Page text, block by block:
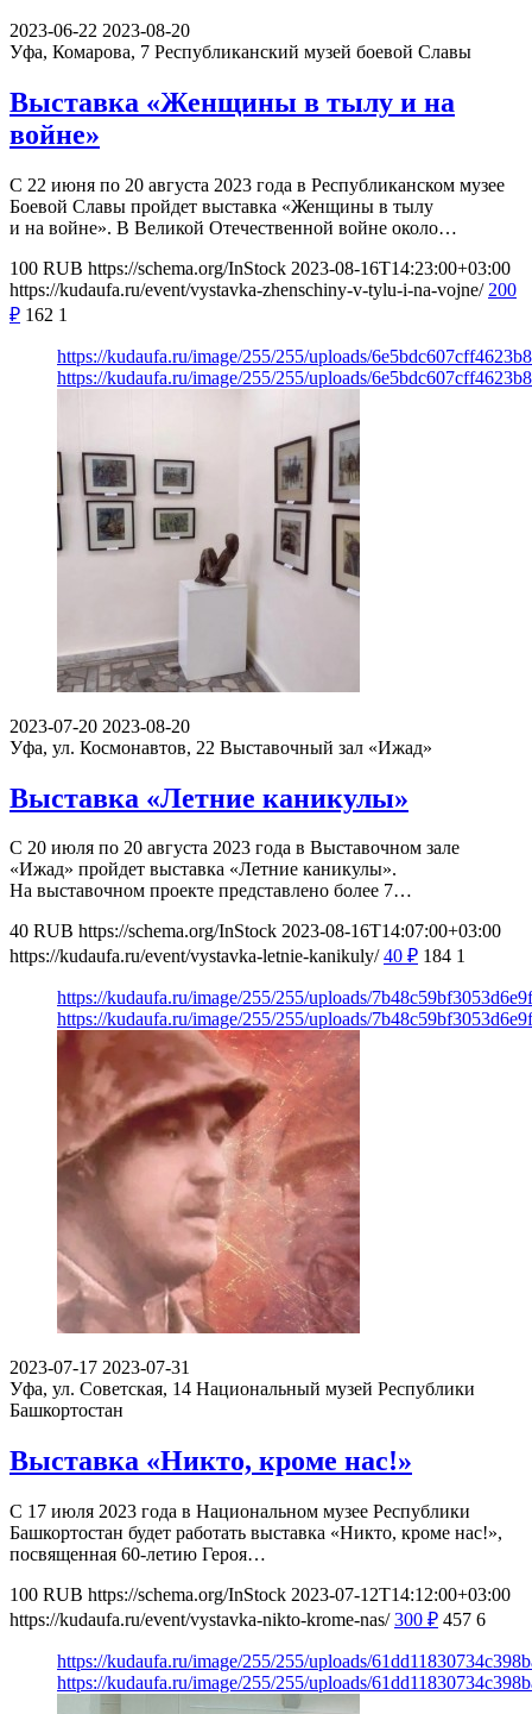
2023-06-22 2023-08-20
Уфа, Комарова, 7 Республиканский музей боевой Славы
Выставка «Женщины в тылу и на
войне»
С 22 июня по 20 августа 2023 года в Республиканском музее
Боевой Славы пройдет выставка «Женщины в тылу
и на войне». В Великой Отечественной войне около…
100 RUB https://schema.org/InStock 2023-08-16T14:23:00+03:00
https://kudaufa.ru/event/vystavka-zhenschiny-v-tylu-i-na-vojne/ 200
₽ 162 1
https://kudaufa.ru/image/255/255/uploads/
https://kudaufa.ru/image/255/255/uploads/
2023-07-20 2023-08-20
Уфа, ул. Космонавтов, 22 Выставочный зал «Ижад»
Выставка «Летние каникулы»
С 20 июля по 20 августа 2023 года в Выставочном зале
«Ижад» пройдет выставка «Летние каникулы».
На выставочном проекте представлено более 7…
40 RUB https://schema.org/InStock 2023-08-16T14:07:00+03:00
https://kudaufa.ru/event/vystavka-letnie-kanikuly/ 40 ₽ 184 1
https://kudaufa.ru/image/255/255/uploads/
https://kudaufa.ru/image/255/255/uploads/
2023-07-17 2023-07-31
Уфа, ул. Советская, 14 Национальный музей Республики
Башкортостан
Выставка «Никто, кроме нас!»
С 17 июля 2023 года в Национальном музее Республики
Башкортостан будет работать выставка «Никто, кроме нас!»,
посвященная 60-летию Героя…
100 RUB https://schema.org/InStock 2023-07-12T14:12:00+03:00
https://kudaufa.ru/event/vystavka-nikto-krome-nas/ 300 ₽ 457 6
https://kudaufa.ru/image/255/255/uploads/
https://kudaufa.ru/image/255/255/uploads/